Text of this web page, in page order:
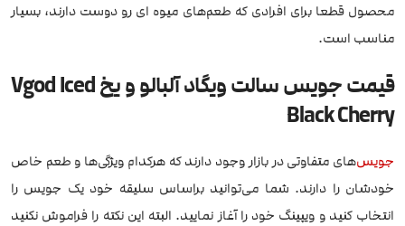
محصول قطعا برای افرادی که طعم‌های میوه ای رو دوست دارند، بسیار
مناسب است.
قیمت جویس سالت ویگاد آلبالو و یخ Vgod Iced
Black Cherry
جویس‌های متفاوتی در بازار وجود دارند که هرکدام ویژگی‌ها و طعم خاص
خودشان را دارند. شما می‌توانید براساس سلیقه خود یک جویس را
انتخاب کنید و ویپینگ خود را آغاز نمایید. البته این نکته را فراموش نکنید